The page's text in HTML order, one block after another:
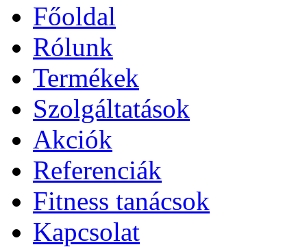
Főoldal
Rólunk
Termékek
Szolgáltatások
Akciók
Referenciák
Fitness tanácsok
Kapcsolat